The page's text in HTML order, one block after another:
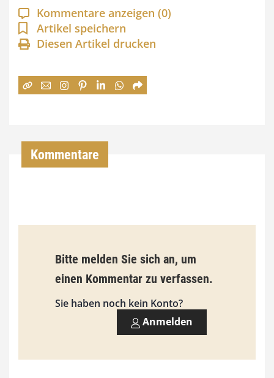
a
n
n
:
€
i
s
9
0
Kommentare anzeigen (0)
Artikel speichern
Diesen Artikel drucken
Kommentare
Bitte melden Sie sich an, um
einen Kommentar zu verfassen.
Sie haben noch kein Konto?
Anmelden